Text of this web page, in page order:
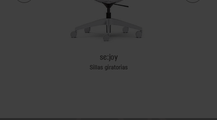
se:joy
Sillas giratorias